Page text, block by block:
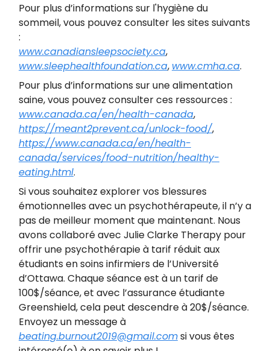
Pour plus d’informations sur l'hygiène du
sommeil, vous pouvez consulter les sites suivants
:
www.canadiansleepsociety.ca,
www.sleephealthfoundation.ca, www.cmha.ca.
Pour plus d’informations sur une alimentation
saine, vous pouvez consulter ces ressources :
www.canada.ca/en/health-canada,
https://meant2prevent.ca/unlock-food/,
https://www.canada.ca/en/health-
canada/services/food-nutrition/healthy-
eating.html.
Si vous souhaitez explorer vos blessures
émotionnelles avec un psychothérapeute, il n’y a
pas de meilleur moment que maintenant. Nous
avons collaboré avec Julie Clarke Therapy pour
offrir une psychothérapie à tarif réduit aux
étudiants en soins infirmiers de l’Université
d’Ottawa. Chaque séance est à un tarif de
100$/séance, et avec l’assurance étudiante
Greenshield, cela peut descendre à 20$/séance.
Envoyez un message à
beating.burnout2019@gmail.comsi vous êtes